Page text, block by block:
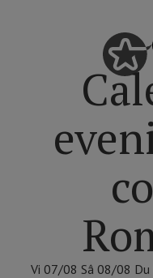
Vi 07/08 Sâ 08/08 Du